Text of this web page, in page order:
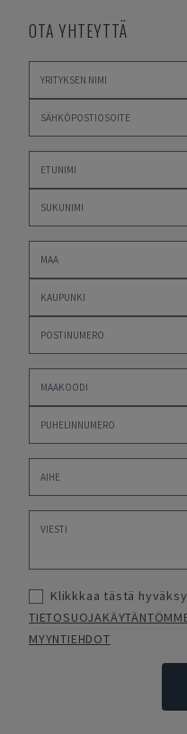
OTA YHTEYTTÄ
Klikkkaa tästä
MYYNTIEHDOT